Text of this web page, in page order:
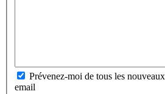
Prévenez-moi de tous les
email